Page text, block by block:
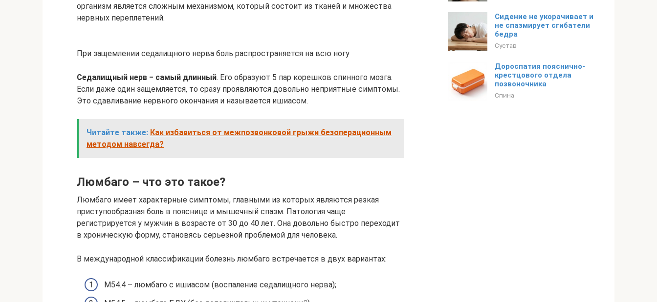
организм является сложным механизмом, который состоит из тканей и множества
нервных переплетений.
При защемлении седалищного нерва боль распространяется на всю ногу
Седалищный нерв ‒ самый длинный. Его образуют 5 пар корешков спинного мозга.
Если даже один защемляется, то сразу проявляются довольно неприятные симптомы.
Это сдавливание нервного окончания и называется ишиасом.
Читайте также: Как избавиться от межпозвонковой грыжи безоперационным
методом навсегда?
Люмбаго – что это такое?
Люмбаго имеет характерные симптомы, главными из которых являются резкая
приступообразная боль в пояснице и мышечный спазм. Патология чаще
регистрируется у мужчин в возрасте от 30 до 40 лет. Она довольно быстро переходит
в хроническую форму, становясь серьёзной проблемой для человека.
В международной классификации болезнь люмбаго встречается в двух вариантах:
М54.4 – люмбаго с ишиасом (воспаление седалищного нерва);
Сидение не укорачивает и
не спазмирует сгибатели
бедра
Сустав
Дороспатия пояснично-
крестцового отдела
позвоночника
Спина